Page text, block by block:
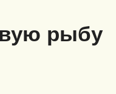
рыбу